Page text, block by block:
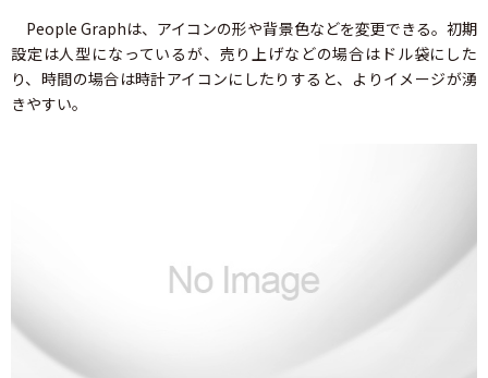
People Graphは、アイコンの形や背景色などを変更できる。初期
設定は人型になっているが、売り上げなどの場合はドル袋にした
り、時間の場合は時計アイコンにしたりすると、よりイメージが湧
きやすい。